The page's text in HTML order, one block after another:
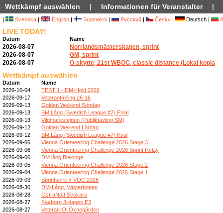
Wettkämpf auswählen | Informationen für Veranstalter |
| Svenska | English | Suomeksi | Русский | Česky | Deutsch |
LIVE TODAY!
Datum Name
2026-08-07
Norrlandsmästerskapen, sprint
2026-08-07
GM, sprint
2026-08-07
O-skytte, 21st WBOC, classic distance (Lokal kopia
Wettkämpf auswählen
Datum
Name
2026-10-04
TEST 1 - DM-Hold 2026
2026-09-17
Veterantävling 26-16
2026-09-13
Golden Wekend Söndag
2026-09-13
SM Lång (Swedish League #7) Final
2026-09-13
Vildmarksfejden (Publiktävling SM)
2026-09-12
Golden Wekend Lördag
2026-09-12
SM Lång (Swedish League #7) Kval
2026-09-06
Vienna Orienteering Challenge 2026 Stage 3
2026-09-06
Vienna Orienteering Challenge 2026 Sprint Relay
2026-09-06
DM lång Blekinge
2026-09-05
Vienna Orienteering Challenge 2026 Stage 2
2026-09-04
Vienna Orienteering Challenge 2026 Stage 1
2026-09-03
Sprintserie x VOC 2026
2026-08-30
DM-Lång, Västerbotten
2026-08-28
ÖstraNatt Seskarö
2026-08-27
Faaborg 3-dages E3
2026-08-27
Veteran-Ol Öxnegården